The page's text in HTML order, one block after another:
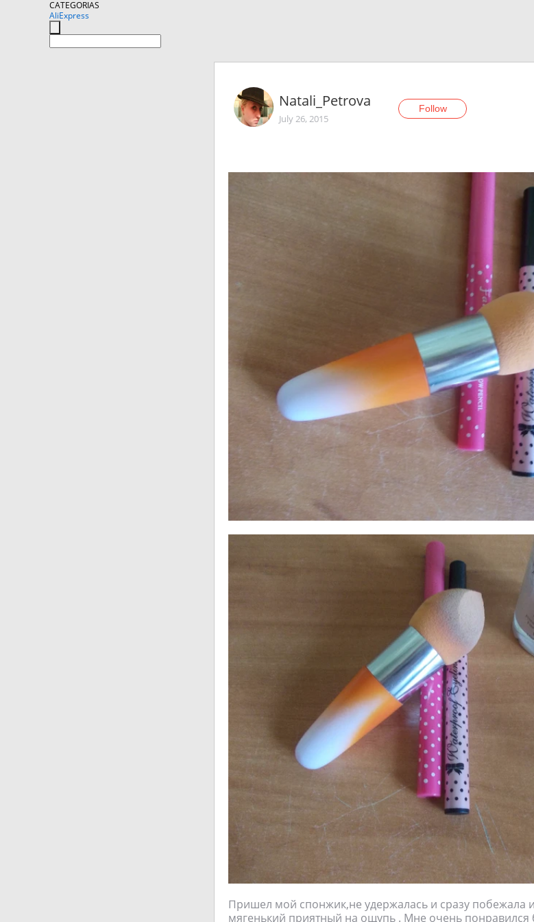
CATEGORIAS
AliExpress
Natali_Petrova
July 26, 2015
Follow
Пришел мой спонжик,не удержалась и сразу побежала
мягенький приятный на ощупь . Мне очень понравился